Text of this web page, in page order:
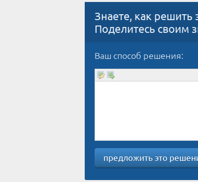
Знаете, как решить
Поделитесь своим
Ваш способ решения:
предложить это